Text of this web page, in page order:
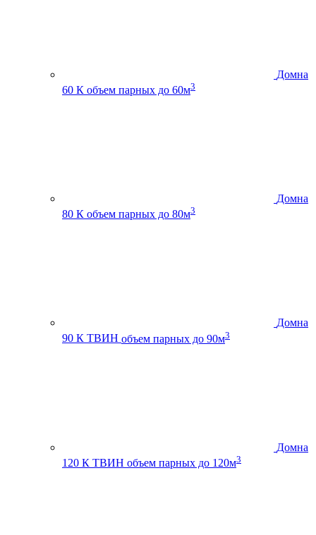
Домна
60 К объем парных до 60м3
Домна
80 К объем парных до 80м3
Домна
90 К ТВИН объем парных до 90м3
Домна
120 К ТВИН объем парных до 120м3